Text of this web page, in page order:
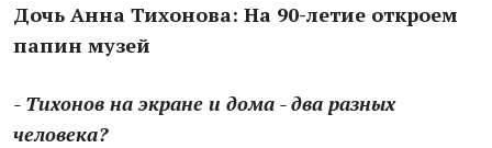
Дочь Анна Тихонова: На 90-летие откроем
папин музей
- Тихонов на экране и дома - два разных
человека?